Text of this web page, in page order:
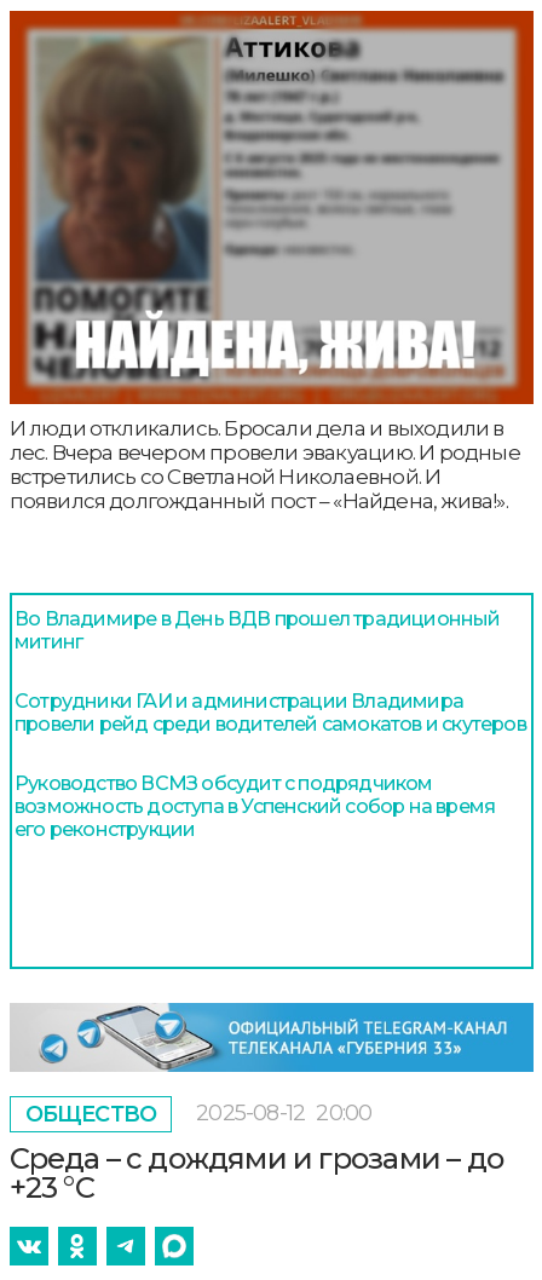
И люди откликались. Бросали дела и выходили в
лес. Вчера вечером провели эвакуацию. И родные
встретились со Светланой Николаевной. И
появился долгожданный пост – «Найдена, жива!».
Во Владимире в День ВДВ прошел традиционный
митинг
Сотрудники ГАИ и администрации Владимира
провели рейд среди водителей самокатов и скутеров
Руководство ВСМЗ обсудит с подрядчиком
возможность доступа в Успенский собор на время
его реконструкции
ОБЩЕСТВО 2025-08-12 20:00
Среда – с дождями и грозами – до
+23 °С